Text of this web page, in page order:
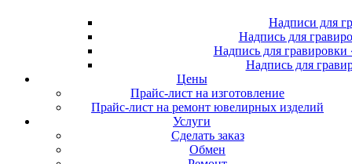
Надписи для
Надпись для
Надпись для
Надпись для
Цены
Прайс-лист на изготовление
Прайс-лист на ремонт ювелирных изделий
Услуги
Сделать заказ
Обмен